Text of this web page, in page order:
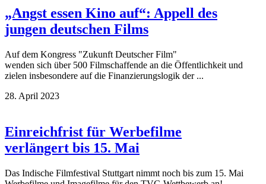
„Angst essen Kino auf“: Appell des
jungen deutschen Films
Auf dem Kongress "Zukunft Deutscher Film"
wenden sich über 500 Filmschaffende an die Öffentlichkeit und
zielen insbesondere auf die Finanzierungslogik der ...
28. April 2023
Einreichfrist für Werbefilme
verlängert bis 15. Mai
Das Indische Filmfestival Stuttgart nimmt noch bis zum 15. Mai